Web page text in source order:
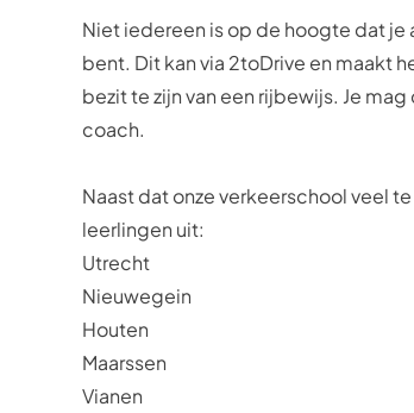
Niet iedereen is op de hoogte dat je
bent. Dit kan via 2toDrive en maakt
bezit te zijn van een rijbewijs. Je
coach.
Naast dat onze verkeerschool veel
leerlingen uit:
Utrecht
Nieuwegein
Houten
Maarssen
Vianen